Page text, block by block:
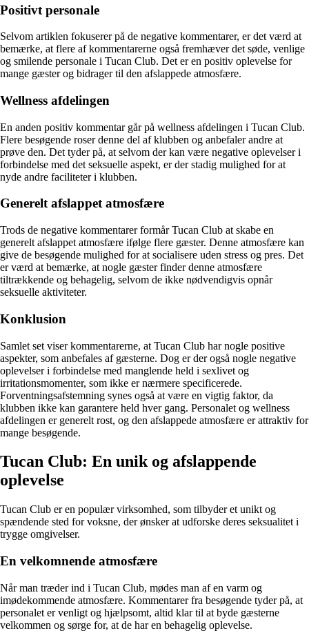
Positivt personale
Selvom artiklen fokuserer på de negative kommentarer, er det værd at
bemærke, at flere af kommentarerne også fremhæver det søde, venlige
og smilende personale i Tucan Club. Det er en positiv oplevelse for
mange gæster og bidrager til den afslappede atmosfære.
Wellness afdelingen
En anden positiv kommentar går på wellness afdelingen i Tucan Club.
Flere besøgende roser denne del af klubben og anbefaler andre at
prøve den. Det tyder på, at selvom der kan være negative oplevelser i
forbindelse med det seksuelle aspekt, er der stadig mulighed for at
nyde andre faciliteter i klubben.
Generelt afslappet atmosfære
Trods de negative kommentarer formår Tucan Club at skabe en
generelt afslappet atmosfære ifølge flere gæster. Denne atmosfære kan
give de besøgende mulighed for at socialisere uden stress og pres. Det
er værd at bemærke, at nogle gæster finder denne atmosfære
tiltrækkende og behagelig, selvom de ikke nødvendigvis opnår
seksuelle aktiviteter.
Konklusion
Samlet set viser kommentarerne, at Tucan Club har nogle positive
aspekter, som anbefales af gæsterne. Dog er der også nogle negative
oplevelser i forbindelse med manglende held i sexlivet og
irritationsmomenter, som ikke er nærmere specificerede.
Forventningsafstemning synes også at være en vigtig faktor, da
klubben ikke kan garantere held hver gang. Personalet og wellness
afdelingen er generelt rost, og den afslappede atmosfære er attraktiv for
mange besøgende.
Tucan Club: En unik og afslappende
oplevelse
Tucan Club er en populær virksomhed, som tilbyder et unikt og
spændende sted for voksne, der ønsker at udforske deres seksualitet i
trygge omgivelser.
En velkomnende atmosfære
Når man træder ind i Tucan Club, mødes man af en varm og
imødekommende atmosfære. Kommentarer fra besøgende tyder på, at
personalet er venligt og hjælpsomt, altid klar til at byde gæsterne
velkommen og sørge for, at de har en behagelig oplevelse.